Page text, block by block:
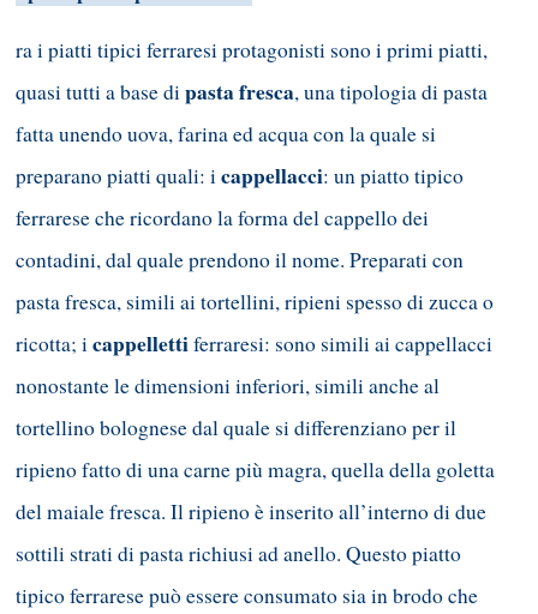
ra i piatti tipici ferraresi protagonisti sono i primi piatti,
quasi tutti a base dipasta fresca, una tipologia di pasta
fatta unendo uova, farina ed acqua con la quale si
preparano piatti quali: icappellacci: un piatto tipico
ferrarese che ricordano la forma del cappello dei
contadini, dal quale prendono il nome. Preparati con
pasta fresca, simili ai tortellini, ripieni spesso di zucca o
ricotta; icappellettiferraresi: sono simili ai cappellacci
nonostante le dimensioni inferiori, simili anche al
tortellino bolognese dal quale si differenziano per il
ripieno fatto di una carne più magra, quella della goletta
del maiale fresca. Il ripieno è inserito all’interno di due
sottili strati di pasta richiusi ad anello. Questo piatto
tipico ferrarese può essere consumato sia in brodo che